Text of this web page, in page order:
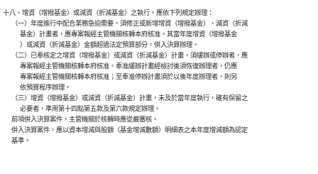
十八、增資（增撥基金）或減資（折減基金）之執行，應依下列規定辦理：
      （一）年度進行中配合業務急迫需要，須修正或新增增資（增撥基金）、減資（折減
            基金）計畫者，應專案報經主管機關核轉本府核准。其當年度增資（增撥基金
            ）或減資（折減基金）金額超過法定預算部分，併入決算辦理。
      （二）已奉核定之增資（增撥基金）或減資（折減基金）計畫，須緩辦或停辦者，應
            專案報經主管機關核轉本府核准。奉准緩辦計畫經檢討後須恢復辦理者，仍應
            專案報經主管機關核轉本府核准；至奉准停辦計畫須於以後年度辦理者，則另
            依預算程序辦理。
      （三）增資（增撥基金）或減資（折減基金）計畫，未及於當年度執行，確有保留之
            必要者，準用第十四點第五款及第六款規定辦理。
      前項併入決算案件，主管機關於核轉時應從嚴審核。
      併入決算案件，應以資本增減與股額（基金增減數額）明細表之本年度增減額為認定